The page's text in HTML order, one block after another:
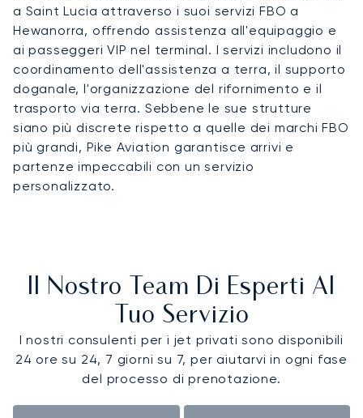
a Saint Lucia attraverso i suoi servizi FBO a
Hewanorra, offrendo assistenza all'equipaggio e
ai passeggeri VIP nel terminal. I servizi includono il
coordinamento dell'assistenza a terra, il supporto
doganale, l'organizzazione del rifornimento e il
trasporto via terra. Sebbene le sue strutture
siano più discrete rispetto a quelle dei marchi FBO
più grandi, Pike Aviation garantisce arrivi e
partenze impeccabili con un servizio
personalizzato.
Il Nostro Team Di Esperti Al
Tuo Servizio
I nostri consulenti per i jet privati sono disponibili
24 ore su 24, 7 giorni su 7, per aiutarvi in ogni fase
del processo di prenotazione.